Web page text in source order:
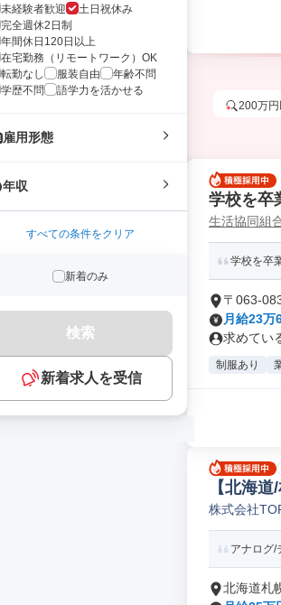
未経験者歓迎
土日祝休み
完全週休2日制
年間休日120日以上
在宅勤務（リモートワーク）OK
転勤なし
服装自由
年齢不問
学歴不問
語学力を活かせる
雇用形態
年収
すべての条件をクリア
新着のみ
検索
新着求人を受信
200万
学校を卒
生活協同組
学校を卒
〒063-
月給23万
求めてい
制服あり
【北海
計
株式会社
アナログ/
北海道札